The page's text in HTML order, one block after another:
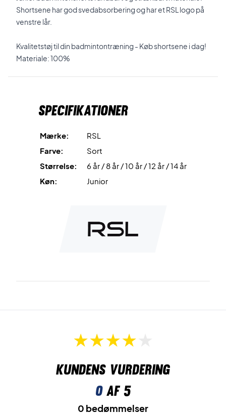
Shortsene har god svedabsorbering og har et RSL logo på
venstre lår.
Kvalitetstøj til din badmintontræning - Køb shortsene i dag!
Materiale: 100%
Specifikationer
Mærke:
RSL
Farve:
Sort
Størrelse:
6 år / 8 år / 10 år / 12 år / 14 år
Køn:
Junior
Kundens vurdering
0af 5
0 bedømmelser